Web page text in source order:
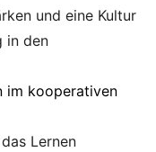
und eine Kultur
in den
im kooperativen
Lernen